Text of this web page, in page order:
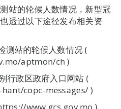
站的轮候人数情况，新型冠
透过以下途径发布相关资
测站的轮候人数情况 (
aptmon/ch )
行政区政府入口网站 (
copc-messages/ )